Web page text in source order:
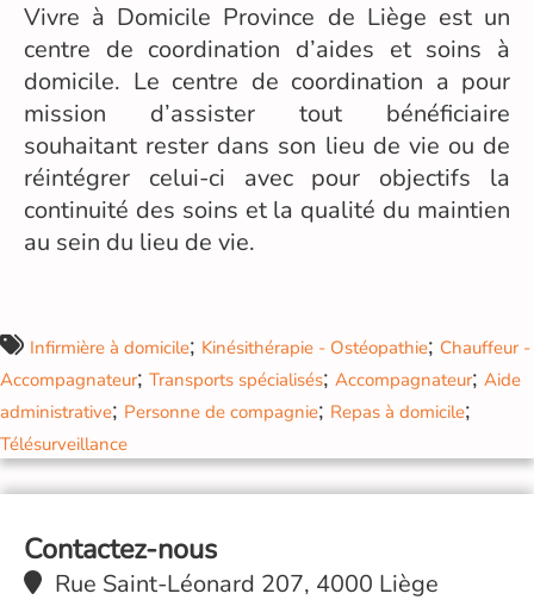
Vivre à Domicile Province de Liège est un
centre de coordination d’aides et soins à
domicile. Le centre de coordination a pour
mission d’assister tout bénéficiaire
souhaitant rester dans son lieu de vie ou de
réintégrer celui-ci avec pour objectifs la
continuité des soins et la qualité du maintien
au sein du lieu de vie.
Infirmière à domicile; Kinésithérapie - Ostéopathie; Chauffeur -
Accompagnateur; Transports spécialisés; Accompagnateur; Aide
administrative; Personne de compagnie; Repas à domicile;
Télésurveillance
Contactez-nous
Rue Saint-Léonard 207, 4000 Liège